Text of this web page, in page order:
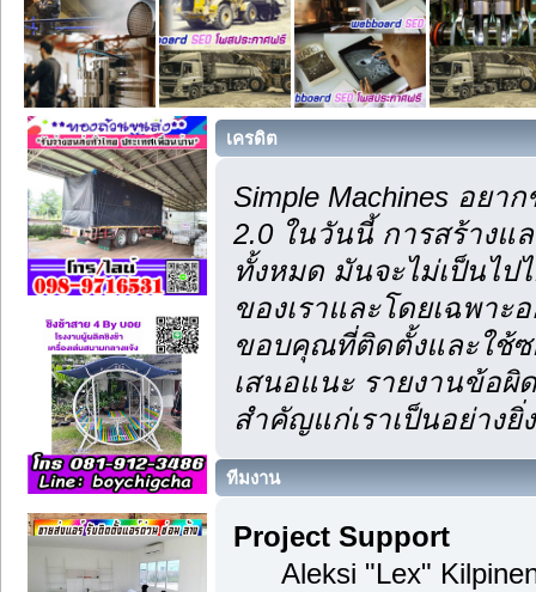
เครดิต
Simple Machines อย
2.0 ในวันนี้ การสร้างแ
ทั้งหมด มันจะไม่เป็นไป
ของเราและโดยเฉพาะ
ขอบคุณที่ติดตั้งและใช้ซ
เสนอแนะ รายงานข้อผิ
สำคัญแก่เราเป็นอย่างยิ่ง
ทีมงาน
Project Support
Aleksi "Lex"